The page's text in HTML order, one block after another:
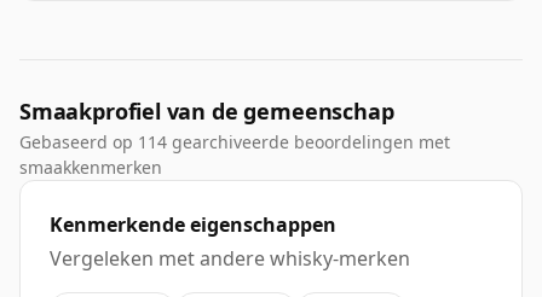
Smaakprofiel van de gemeenschap
Gebaseerd op 114 gearchiveerde beoordelingen met
smaakkenmerken
Kenmerkende eigenschappen
Vergeleken met andere whisky-merken